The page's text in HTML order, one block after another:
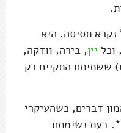
נקרא תסיסה. היא
וכל יין, בירה, וודקה,
ששתיתם התקיים רק
דברים, כשהעיקרי
בעת נשימתם